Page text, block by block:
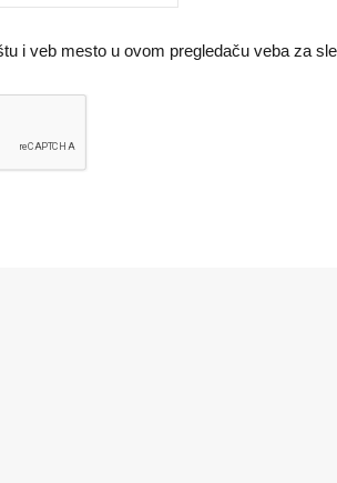
i veb mesto u ovom pregledaču veba za